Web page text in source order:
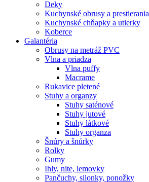
Deky
Kuchynské obrusy a prestierania
Kuchynské chňapky a utierky
Koberce
Galantéria
Obrusy na metráž PVC
Vlna a priadza
Vlna puffy
Macrame
Rukavice pletené
Stuhy a organzy
Stuhy saténové
Stuhy jutové
Stuhy látkové
Stuhy organza
Šnúry a šnúrky
Rolky
Gumy
Ihly, nite, lemovky
Pančuchy, silonky, ponožky